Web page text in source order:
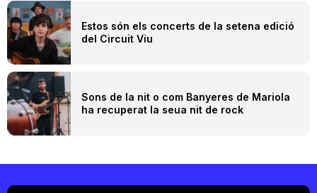
Estos són els concerts de la setena edició
del Circuit Viu
Sons de la nit o com Banyeres de Mariola
ha recuperat la seua nit de rock